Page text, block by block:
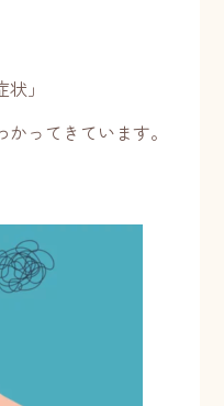
」
ってきています。